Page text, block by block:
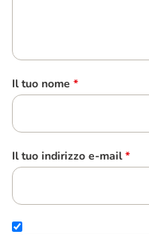
Il tuo nome *
Il tuo indirizzo e-mail *